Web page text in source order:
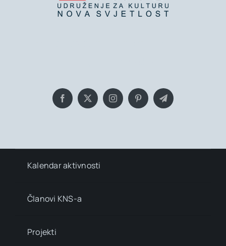
Kalendar aktivnosti
Članovi KNS-a
Projekti